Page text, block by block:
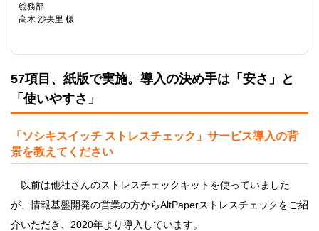
総務部
高木 沙央里 様
57項目、紙版で実施。導入の決め手は「安さ」と
「使いやすさ」
「ソシキスイッチ ストレスチェック」サービス導入の背
景を教えてください
以前は他社さんのストレスチェックキットを使っていました
が、情報基盤開発の営業の方からAltPaperストレスチェックをご紹
介いただき、2020年より導入しています。